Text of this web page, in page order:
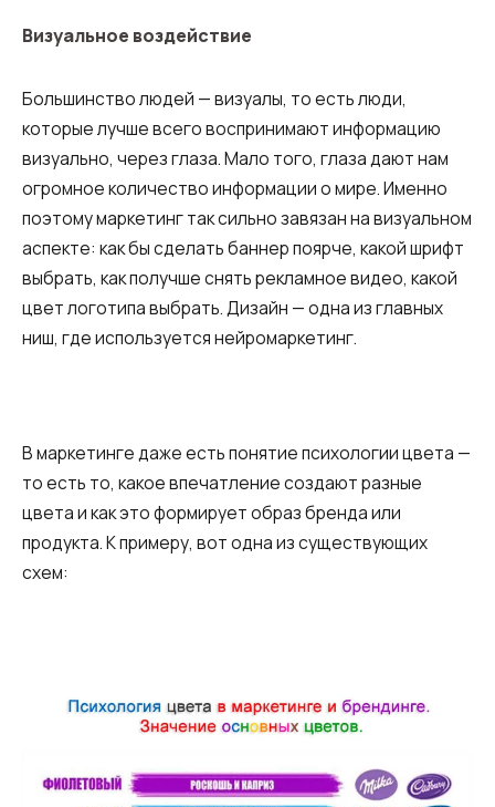
Визуальное воздействие
Большинство людей — визуалы, то есть люди,
которые лучше всего воспринимают информацию
визуально, через глаза. Мало того, глаза дают нам
огромное количество информации о мире. Именно
поэтому маркетинг так сильно завязан на визуальном
аспекте: как бы сделать баннер поярче, какой шрифт
выбрать, как получше снять рекламное видео, какой
цвет логотипа выбрать. Дизайн — одна из главных
ниш, где используется нейромаркетинг.
В маркетинге даже есть понятие психологии цвета —
то есть то, какое впечатление создают разные
цвета и как это формирует образ бренда или
продукта. К примеру, вот одна из существующих
схем:
E-mail
Партнер
Alternative:
Alternative:
Alternative:
Alternative:
Бесплатная консультация
Номер для контакта
+1
Alternative: